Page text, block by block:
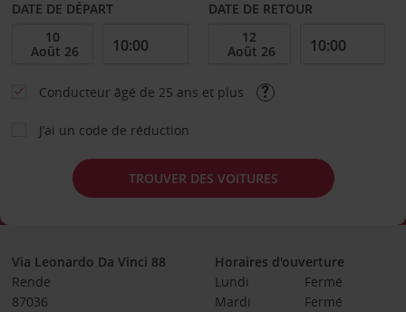
DATE DE DÉPART DATE DE RETOUR
Conducteur âgé de 25 ans et plus
J’ai un code de réduction
TROUVER DES VOITURES
Via Leonardo Da Vinci 88
Rende
87036
Horaires d'ouverture
Lundi
Fermé
Mardi
Fermé